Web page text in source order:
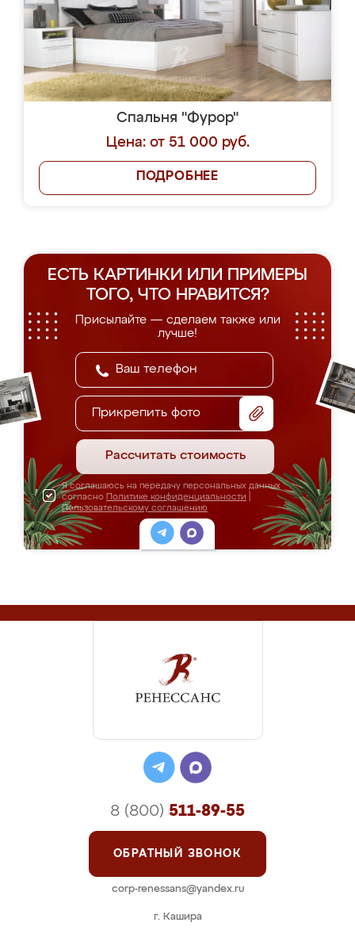
Спальня "Фурор"
Цена: от 51 000 руб.
ПОДРОБНЕЕ
ЕСТЬ КАРТИНКИ ИЛИ ПРИМЕРЫ
ТОГО, ЧТО НРАВИТСЯ?
Присылайте — сделаем также или
лучше!
Прикрепить фото
Рассчитать стоимость
Я соглашаюсь на передачу персональных данных
согласно Политике конфиденциальности
Пользовательскому соглашению
г. Кашира
8 (800) 511-89-55
ОБРАТНЫЙ ЗВОНОК
corp-renessans@yandex.ru